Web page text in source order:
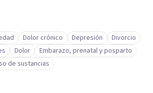
graves
Dolor crónico Depresión
Divorcio
Dolor
Embarazo, prenatal y posparto
de sustancias